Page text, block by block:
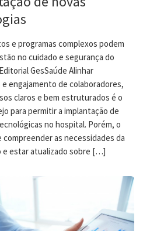
e programas complexos podem
no cuidado e segurança do
GesSaúde Alinhar
engajamento de colaboradores,
claros e bem estruturados é o
para permitir a implantação de
no hospital. Porém, o
as necessidades da
e estar atualizado sobre […]